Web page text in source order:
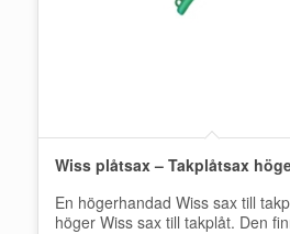
Wiss plåtsax – Takplåtsax
En högerhandad Wiss sax till
höger Wiss sax till takplåt. Den